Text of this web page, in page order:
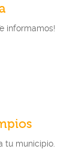
informamos!
tu municipio.